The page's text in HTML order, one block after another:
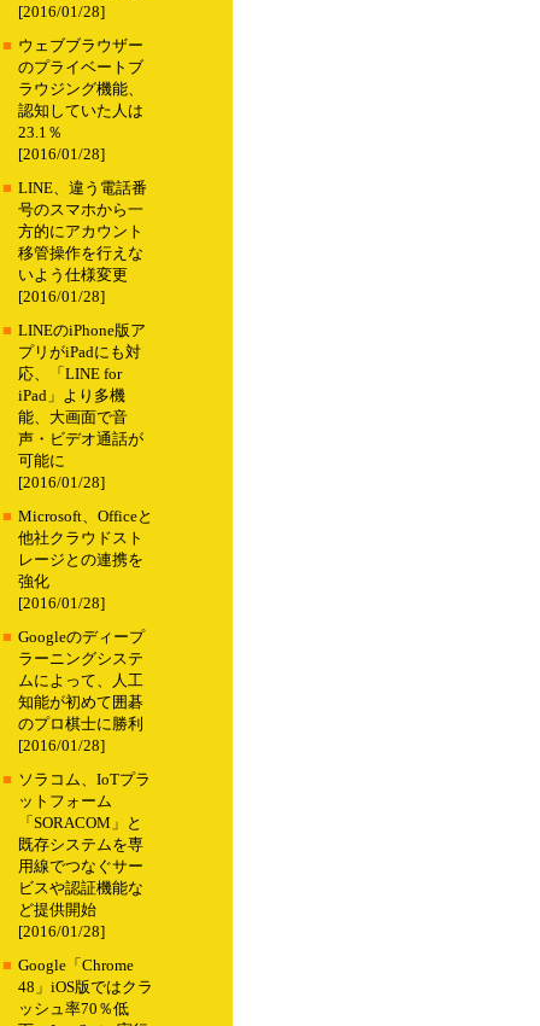
[2016/01/28]
■ ウェブブラウザー
のプライベートブ
ラウジング機能、
認知していた人は
23.1％
[2016/01/28]
■ LINE、違う電話番
号のスマホから一
方的にアカウント
移管操作を行えな
いよう仕様変更
[2016/01/28]
■ LINEのiPhone版ア
プリがiPadにも対
応、「LINE for
iPad」より多機
能、大画面で音
声・ビデオ通話が
可能に
[2016/01/28]
■ Microsoft、Officeと
他社クラウドスト
レージとの連携を
強化
[2016/01/28]
■ Googleのディープ
ラーニングシステ
ムによって、人工
知能が初めて囲碁
のプロ棋士に勝利
[2016/01/28]
■ ソラコム、IoTプラ
ットフォーム
「SORACOM」と
既存システムを専
用線でつなぐサー
ビスや認証機能な
ど提供開始
[2016/01/28]
■ Google「Chrome
48」iOS版ではクラ
ッシュ率70％低